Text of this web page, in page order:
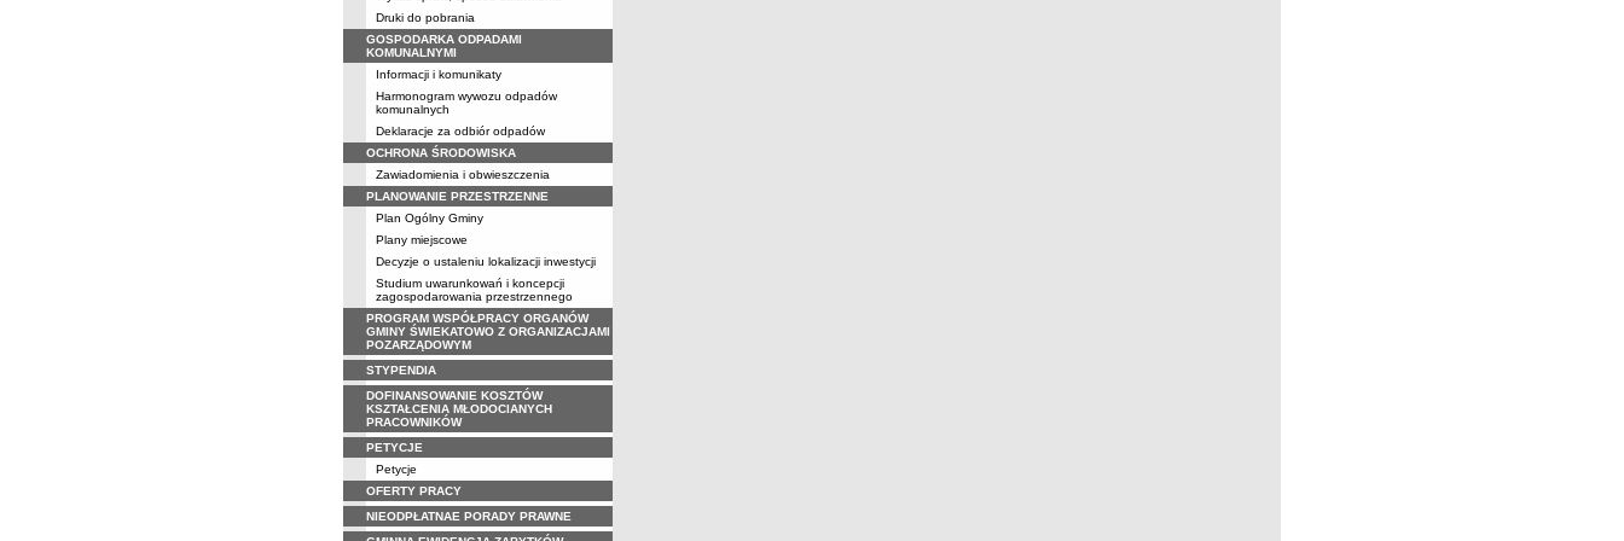
Druki do pobrania
GOSPODARKA ODPADAMI
KOMUNALNYMI
Informacji i komunikaty
Harmonogram wywozu odpadów
komunalnych
Deklaracje za odbiór odpadów
OCHRONA ŚRODOWISKA
Zawiadomienia i obwieszczenia
PLANOWANIE PRZESTRZENNE
Plan Ogólny Gminy
Plany miejscowe
Decyzje o ustaleniu lokalizacji inwestycji
Studium uwarunkowań i koncepcji
zagospodarowania przestrzennego
PROGRAM WSPÓŁPRACY ORGANÓW
GMINY ŚWIEKATOWO Z ORGANIZACJAMI
POZARZĄDOWYM
STYPENDIA
DOFINANSOWANIE KOSZTÓW
KSZTAŁCENIA MŁODOCIANYCH
PRACOWNIKÓW
PETYCJE
Petycje
OFERTY PRACY
NIEODPŁATNAE PORADY PRAWNE